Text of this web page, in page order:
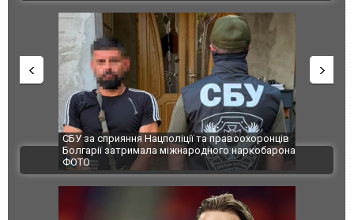
пожежі у
СБУ за сприяння Нацполіції та правоохоронців
Болгарії затримала міжнародного наркобарона.
ФОТО
Росіяни
одна
ВІДЕО